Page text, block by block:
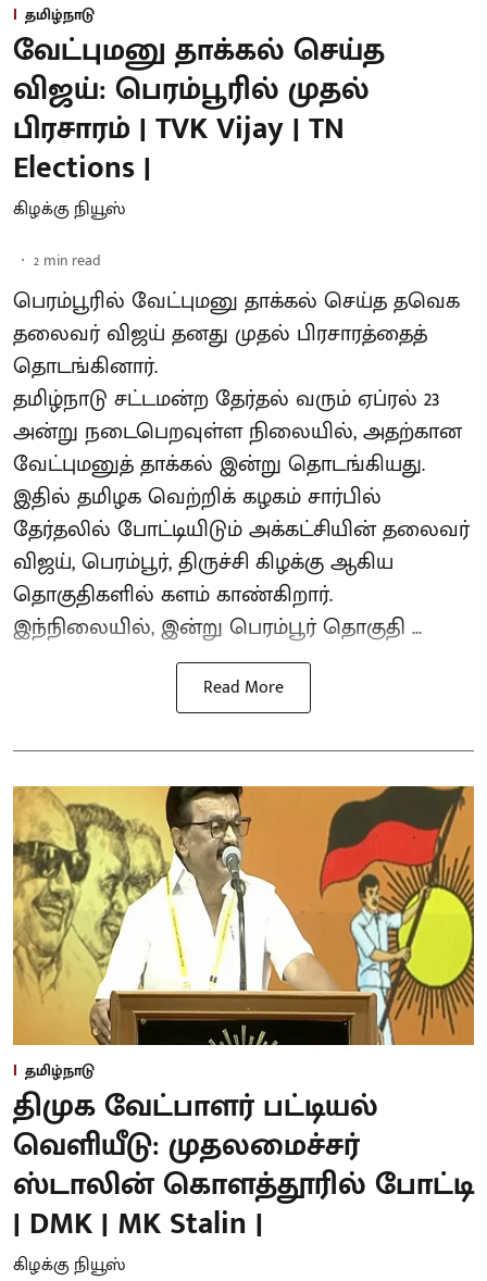
தமிழ்நாடு
வேட்புமனு தாக்கல் செய்த
விஜய்: பெரம்பூரில் முதல்
பிரசாரம் | TVK Vijay | TN
Elections |
கிழக்கு நியூஸ்
2 min read
பெரம்பூரில் வேட்புமனு தாக்கல் செய்த தவெக
தலைவர் விஜய் தனது முதல் பிரசாரத்தைத்
தொடங்கினார்.
தமிழ்நாடு சட்டமன்ற தேர்தல் வரும் ஏப்ரல் 23
அன்று நடைபெறவுள்ள நிலையில், அதற்கான
வேட்புமனுத் தாக்கல் இன்று தொடங்கியது.
இதில் தமிழக வெற்றிக் கழகம் சார்பில்
தேர்தலில் போட்டியிடும் அக்கட்சியின் தலைவர்
விஜய், பெரம்பூர், திருச்சி கிழக்கு ஆகிய
தொகுதிகளில் களம் காண்கிறார்.
இந்நிலையில், இன்று பெரம்பூர் தொகுதி ...
Read More
தமிழ்நாடு
திமுக வேட்பாளர் பட்டியல்
வெளியீடு: முதலமைச்சர்
ஸ்டாலின் கொளத்தூரில் போட்டி
| DMK | MK Stalin |
கிழக்கு நியூஸ்